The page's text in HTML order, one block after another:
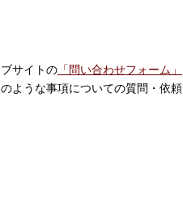
サイトの 「問い合わせフォーム」
ような事項についての質問・依頼